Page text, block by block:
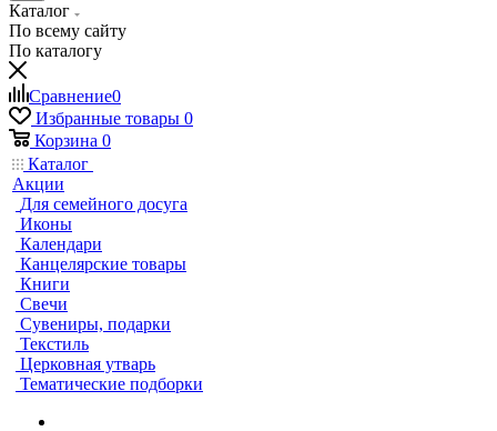
Каталог
По всему сайту
По каталогу
Сравнение0
Избранные товары 0
Корзина 0
Каталог
Акции
Для семейного досуга
Иконы
Календари
Канцелярские товары
Книги
Свечи
Сувениры, подарки
Текстиль
Церковная утварь
Тематические подборки